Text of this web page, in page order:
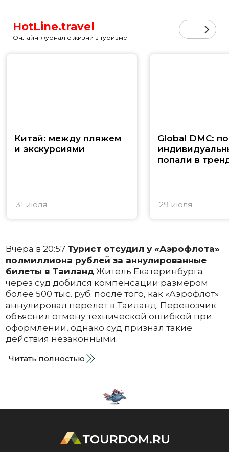
HotLine.travel
Онлайн-журнал о жизни в туризме
Китай: между пляжем
и экскурсиями
31 июля
Global DMC:
попали в
29 июля
Вчера в 20:57 Турист отсудил у «Аэрофлота»
полмиллиона рублей за аннулированные
билеты в ТаиландЖитель Екатеринбурга
через суд добился компенсации размером
более 500 тыс. руб. после того, как «Аэрофлот»
аннулировал перелет в Таиланд. Перевозчик
объяснил отмену технической ошибкой при
оформлении, однако суд признал такие
действия незаконными.
Читать полностью